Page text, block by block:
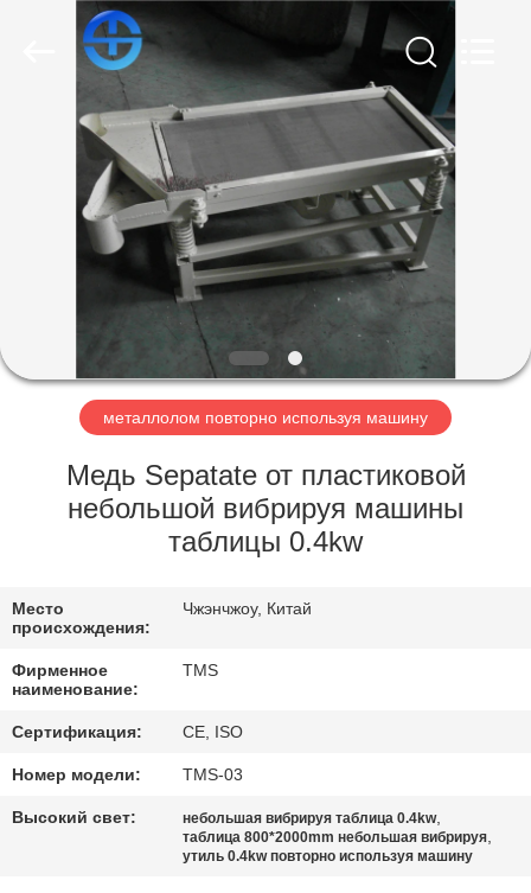
ГЛАВНАЯ
СТРАНИЦА
ПРОДУКЦИЯ
РОЛИКИ
О
КОМПАНИИ
НАША
КОНТРОЛЬ
КАЧЕСТВА
КОНТАКТНЫЕ
ДАННЫЕ
металлолом повторно используя машину
Медь Sepatate от пластиковой
небольшой вибрируя машины
таблицы 0.4kw
Место
происхождения:
Чжэнчжоу, Китай
Фирменное
наименование:
TMS
Сертификация: CE, ISO
Номер модели: TMS-03
Высокий свет: небольшая вибрируя таблица 0.4kw,
таблица 800*2000mm небольшая вибрируя,
утиль 0.4kw повторно используя машину